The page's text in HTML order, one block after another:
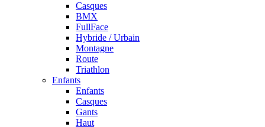
Casques
BMX
FullFace
Hybride / Urbain
Montagne
Route
Triathlon
Enfants
Enfants
Casques
Gants
Haut